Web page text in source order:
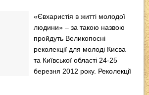
«Євхаристія в житті молодої
людини» – за такою назвою
пройдуть Великопосні
реколекції для молоді Києва
та Київської області 24-25
березня 2012 року. Реколекції